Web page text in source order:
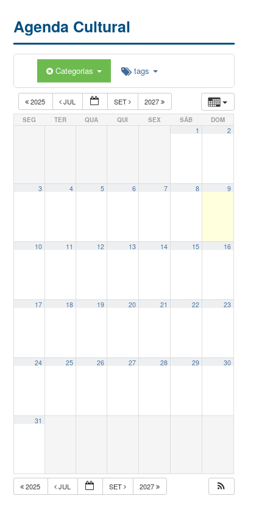
Agenda Cultural
Categorias tags
2025 JUL SET 2027
SEG TER QUA QUI SEX SÁB DOM
1 2
3 4 5 6 7 8 9
10 11 12 13 14 15 16
17 18 19 20 21 22 23
24 25 26 27 28 29 30
31
2025 JUL SET 2027